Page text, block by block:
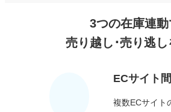
3つの在庫連動
売り越し･売り逃し
ECサイト
複数ECサイト